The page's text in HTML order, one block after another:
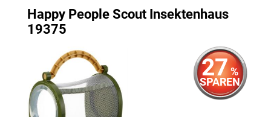
Happy People Scout Insektenhaus
19375
27 %
SPAREN